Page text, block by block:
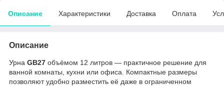
Описание Характеристики Доставка Оплата
Описание
Урна GB27 объёмом 12 литров — практичное решение для
ванной комнаты, кухни или офиса. Компактные размеры
позволяют удобно разместить её даже в ограниченном